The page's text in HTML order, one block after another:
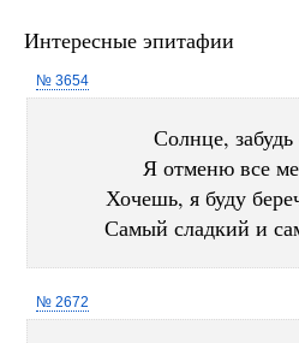
Интересные эпитафии
№ 3654
Солнце,
Я отменю все
Хочешь, я буду
Самый сладкий и
№ 2672